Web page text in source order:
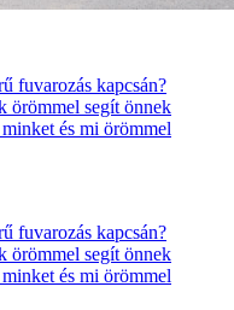
fuvarozás kapcsán?
örömmel segít önnek
és mi örömmel
fuvarozás kapcsán?
örömmel segít önnek
és mi örömmel